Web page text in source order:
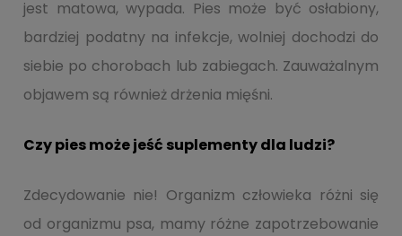
jest matowa, wypada. Pies może być osłabiony,
bardziej podatny na infekcje, wolniej dochodzi do
siebie po chorobach lub zabiegach. Zauważalnym
objawem są również drżenia mięśni.
Czy pies może jeść suplementy dla ludzi?
Zdecydowanie nie! Organizm człowieka różni się
od organizmu psa, mamy różne zapotrzebowanie